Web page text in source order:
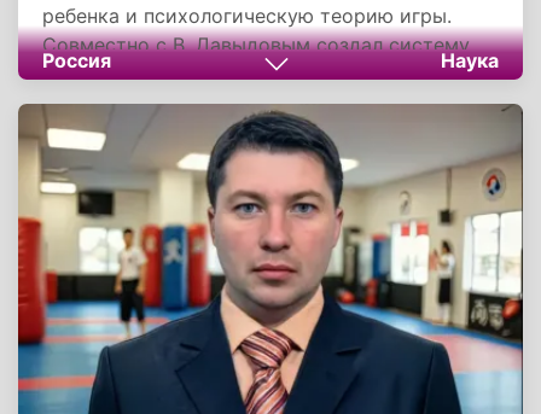
ребенка и психологическую теорию игры.
Совместно с В. Давыдовым создал систему
развивающего обучения, где дети открывают
знания через решение задач, а не получают их
в готовом виде. Эта система официально
используется в российском образовании, а
его работа "Психология игры" остается
фундаментальным трудом. Уникальность
Эльконина — в умении сохранить научные
традиции школы Выготского в сложнейших
исторических условиях и создать практико-
ориентированные теории, актуальные
сегодня.
Россия Наука